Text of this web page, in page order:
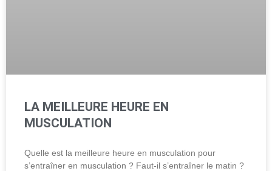
LA MEILLEURE HEURE EN
MUSCULATION
Quelle est la meilleure heure en musculation pour
s’entraîner en musculation ? Faut-il s’entraîner le matin ?